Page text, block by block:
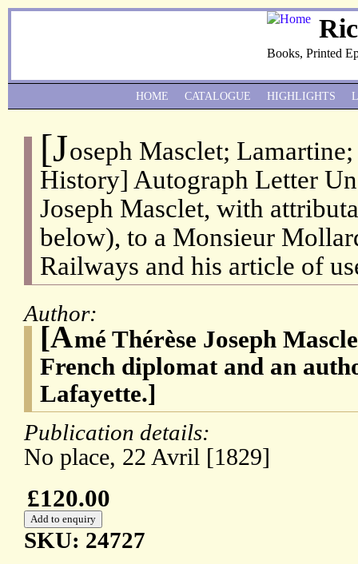
Books, Printed
[Joseph Masclet;
History] Autograph Letter
Joseph Masclet, with
below), to a Monsieur
Railways and his article of
Author:
[Amé Thérèse Joseph
French diplomat and an
Lafayette.]
Publication details:
No place, 22 Avril [1829]
£120.00
SKU: 24727
HOME CATALOGUE HIGHLIGHTS